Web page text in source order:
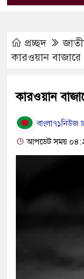
প্রচ্ছদ
কারওয়ান
কারওয়ান
বাংলা৭১নিউজ
আপডেট সময়